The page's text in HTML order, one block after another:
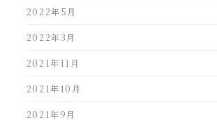
2022年5月
2022年3月
2021年11月
2021年10月
2021年9月